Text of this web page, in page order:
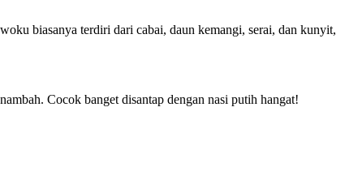
biasanya terdiri dari cabai, daun kemangi, serai, dan kunyit,
Cocok banget disantap dengan nasi putih hangat!